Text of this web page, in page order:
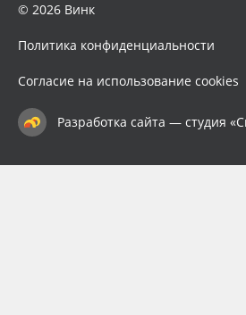
© 2026 Винк
Политика конфиденциальности
Согласие на использование cookies
Разработка сайта — студия